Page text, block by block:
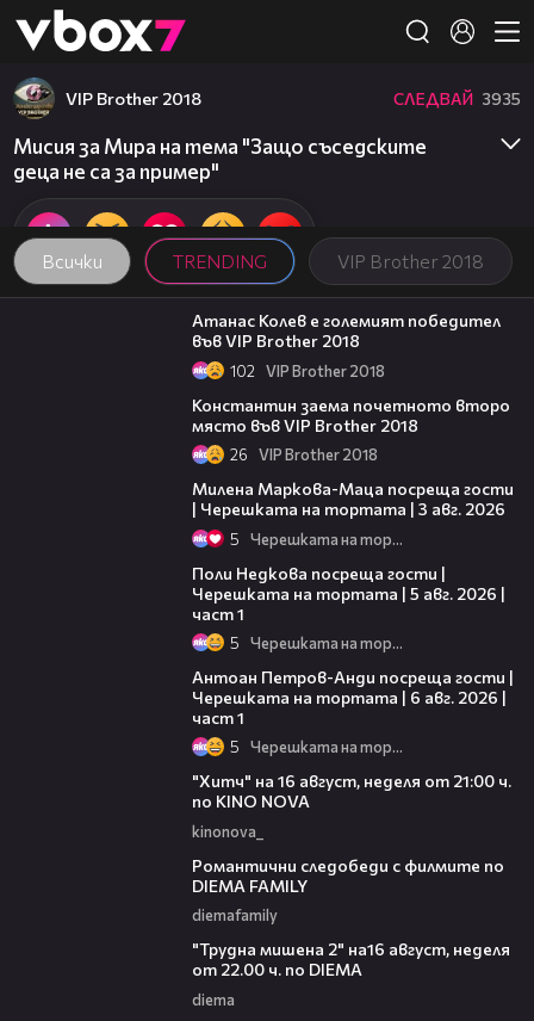
👾
Всички TRENDING VIP Brother 2018
VIP Brother 2018 СЛЕДВАЙ 3935
Мисия за Мира на тема "Защо съседските
деца не са за пример"
06:03
Атанас Колев е големият победител
във VIP Brother 2018
102 VIP Brother 2018
Константин заема почетното второ
място във VIP Brother 2018
26 VIP Brother 2018
Милена Маркова-Маца посреща гости
| Черешката на тортата | 3 авг. 2026
5 Черешката на тортата
Поли Недкова посреща гости |
Черешката на тортата | 5 авг. 2026 |
част 1
5 Черешката на тортата
Антоан Петров-Анди посреща гости |
Черешката на тортата | 6 авг. 2026 |
част 1
5 Черешката на тортата
"Хитч" на 16 август, неделя от 21:00 ч.
по KINO NOVA
kinonova_
Романтични следобеди с филмите по
DIEMA FAMILY
diemafamily
"Трудна мишена 2" на16 август, неделя
от 22.00 ч. по DIEMA
diema